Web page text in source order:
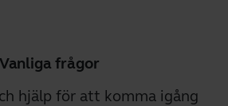
Vanliga frågor
hjälp för att komma igång